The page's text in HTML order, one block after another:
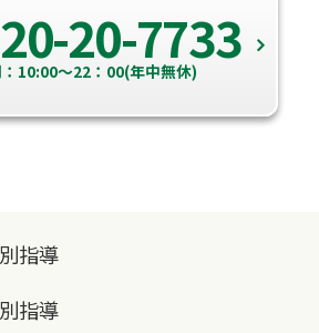
20-7733
10:00～22：00(年中無休)
指導
指導